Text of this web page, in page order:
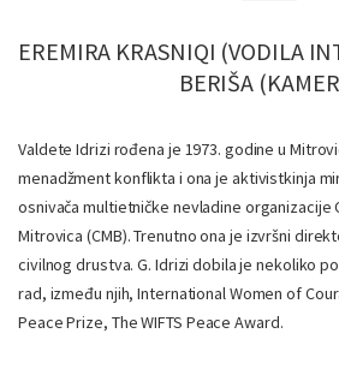
EREMIRA KRASNIQI (VODILA
BERIŠA
Valdete Idrizi rođena je 1973. godine u
menadžment konflikta i ona je aktivistkinja
osnivača multietničke nevladine organizacije
Mitrovica (CMB). Trenutno ona je izvršni
civilnog drustva. G. Idrizi dobila je nekoliko
rad, između njih, International Women of
Peace Prize, The WIFTS Peace Award.